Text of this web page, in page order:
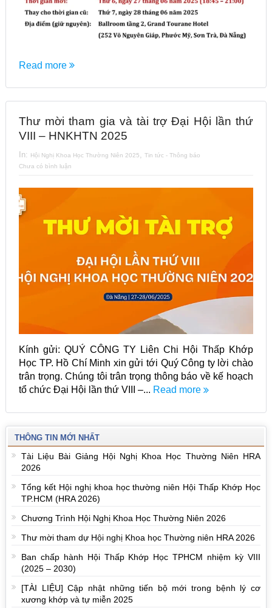
Read more
Thư mời tham gia và tài trợ Đại Hội lần thứ
VIII – HNKHTN 2025
In: Hội Nghị Khoa Học Thường Niên 2025, Tin tức - Thông báo
Chưa có bình luận
Kính gửi: QUÝ CÔNG TY Liên Chi Hội Thấp Khớp
Học TP. Hồ Chí Minh xin gửi tới Quý Công ty lời chào
trân trọng. Chúng tôi trân trọng thông báo về kế hoạch
tổ chức Đại Hội lần thứ VIII –... Read more
THÔNG TIN MỚI NHẤT
Tài Liệu Bài Giảng Hội Nghị Khoa Học Thường Niên HRA
2026
Tổng kết Hội nghị khoa học thường niên Hội Thấp Khớp Học
TP.HCM (HRA 2026)
Chương Trình Hội Nghị Khoa Học Thường Niên 2026
Thư mời tham dự Hội nghị Khoa học Thường niên HRA 2026
Ban chấp hành Hội Thấp Khớp Học TPHCM nhiệm kỳ VIII
(2025 – 2030)
[TÀI LIỆU] Cập nhật những tiến bộ mới trong bệnh lý cơ
xương khớp và tự miễn 2025